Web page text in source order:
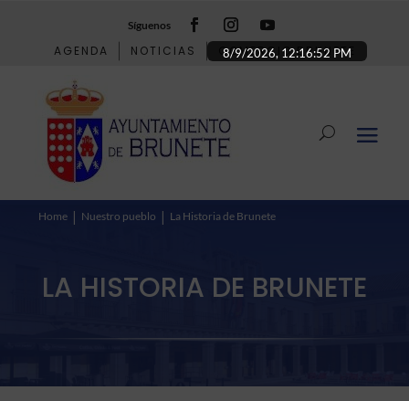
Síguenos
AGENDA NOTICIAS COMERCIO BRUNETE
Home Nuestro pueblo La Historia de Brunete
LA HISTORIA DE BRUNETE
8/9/2026, 12:16:53 PM